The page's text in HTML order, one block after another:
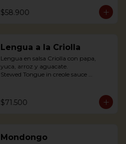
sweet plantain.
$58.900
Lengua a la Criolla
Lengua en salsa Criolla con papa,
yuca, arroz y aguacate.
Stewed Tongue in creole sauce
$71.500
Mondongo